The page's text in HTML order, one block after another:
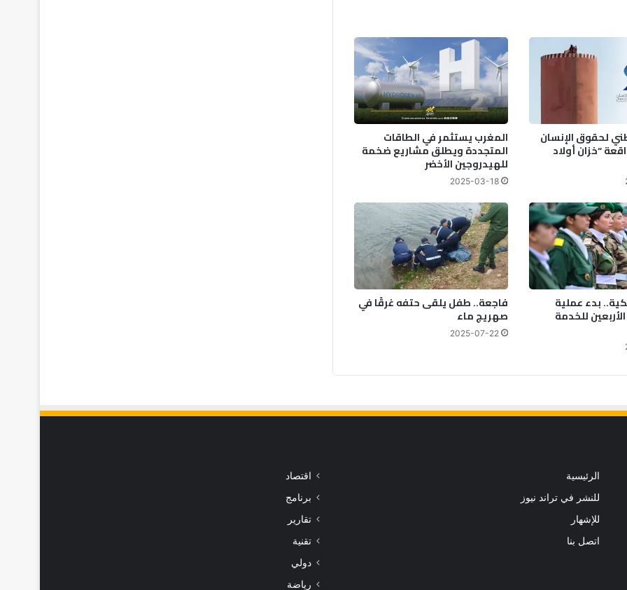
ض
ز
ل
ز
ل
ح
و
ز
لحقوق الإنسان
“خزان أولاد
المغرب يستثمر في الطاقات
المتجددة ويطلق مشاريع ضخمة
للهيدروجين الأخضر
2025-03-18
بدء عملية
للخدمة
فاجعة.. طفل يلقى حتفه غرقًا في
صهريج ماء
2025-07-22
الرئيسية
للنشر في تراند نيوز
للإشهار
اتصل بنا
اقتصاد
برنامج
تقارير
تقنية
دولي
رياضة